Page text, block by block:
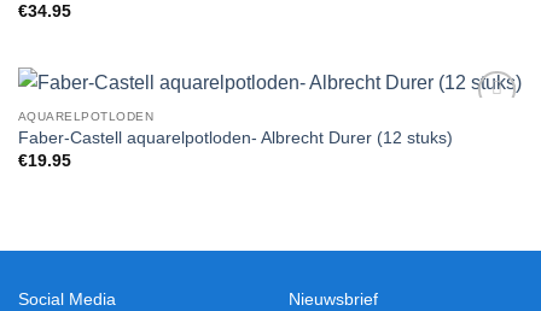
€34.95
AQUARELPOTLODEN
Faber-Castell aquarelpotloden- Albrecht Durer (12 stuks)
€19.95
Social Media
Nieuwsbrief